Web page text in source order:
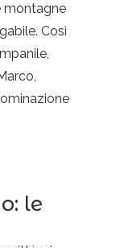
montagne
Così
le